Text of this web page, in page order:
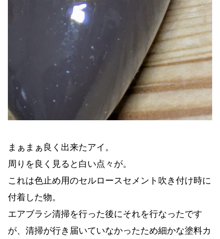
まぁまぁ良く出来たアイ。
周りを良く見ると白い点々が。
これは色止め用のセルロースセメント吹き付け時に
付着した物。
エアブラシ清掃を行った後にそれを行なったです
が、清掃が行き届いていなかったため細かな塗料カ